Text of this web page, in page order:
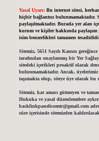
Yasal Uyarı: Bu internet sitesi,
hiçbir bağlantısı bulunmamaktadır.
paylaşılmaktadır. Burada yer alan
kurum ve kişiler hakkında paylaşım
isim benzerlikleri tamamen
Sitemiz, 5651 Sayılı Kanun
tarafından onaylanmış bir Yer
sitedeki içerikleri proaktif olarak
bulunmamaktadır. Ancak,
taşımakta olup, siteye üye olarak bu
Sitemiz, kar amacı gütmeyen ve
Hukuka ve yasal düzenlemelere
backlinkpanelicomtr@gmail.com
süre içerisinde sitemizden